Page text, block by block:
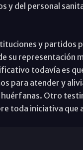
y del personal
y partidos
su representación
todavía es
para atender y
Otro
toda iniciativa que